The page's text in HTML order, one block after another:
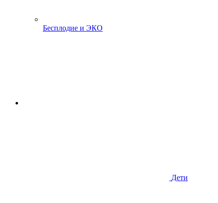
Бесплодие и ЭКО
Дети